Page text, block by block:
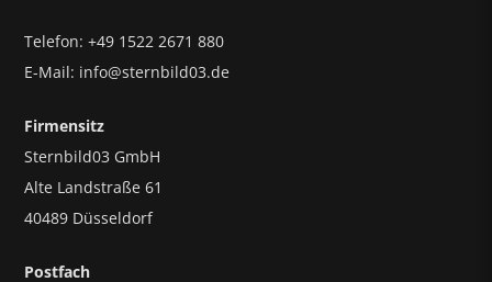
Telefon: +49 1522 2671 880
E-Mail: info@sternbild03.de
Firmensitz
Sternbild03 GmbH
Alte Landstraße 61
40489 Düsseldorf
Postfach